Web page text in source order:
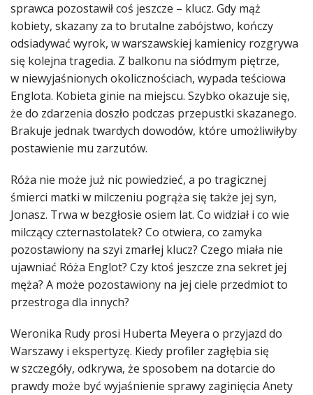
sprawca pozostawił coś jeszcze – klucz. Gdy mąż
kobiety, skazany za to brutalne zabójstwo, kończy
odsiadywać wyrok, w warszawskiej kamienicy rozgrywa
się kolejna tragedia. Z balkonu na siódmym piętrze,
w niewyjaśnionych okolicznościach, wypada teściowa
Englota. Kobieta ginie na miejscu. Szybko okazuje się,
że do zdarzenia doszło podczas przepustki skazanego.
Brakuje jednak twardych dowodów, które umożliwiłyby
postawienie mu zarzutów.
Róża nie może już nic powiedzieć, a po tragicznej
śmierci matki w milczeniu pogrąża się także jej syn,
Jonasz. Trwa w bezgłosie osiem lat. Co widział i co wie
milczący czternastolatek? Co otwiera, co zamyka
pozostawiony na szyi zmarłej klucz? Czego miała nie
ujawniać Róża Englot? Czy ktoś jeszcze zna sekret jej
męża? A może pozostawiony na jej ciele przedmiot to
przestroga dla innych?
Weronika Rudy prosi Huberta Meyera o przyjazd do
Warszawy i ekspertyzę. Kiedy profiler zagłębia się
w szczegóły, odkrywa, że sposobem na dotarcie do
prawdy może być wyjaśnienie sprawy zaginięcia Anety